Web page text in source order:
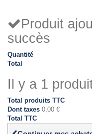
Produit
succès
Quantité
Total
Il y a 1
Total produits TTC
Dont taxes 0,00 €
Total TTC